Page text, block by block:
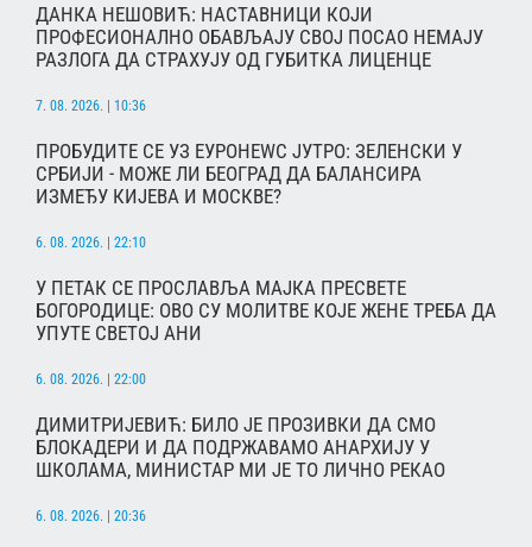
ДАНКА НЕШОВИЋ: НАСТАВНИЦИ КОЈИ
ПРОФЕСИОНАЛНО ОБАВЉАЈУ СВОЈ ПОСАО НЕМАЈУ
РАЗЛОГА ДА СТРАХУЈУ ОД ГУБИТКА ЛИЦЕНЦЕ
7. 08. 2026. | 10:36
ПРОБУДИТЕ СЕ УЗ ЕУРОНЕWС ЈУТРО: ЗЕЛЕНСКИ У
СРБИЈИ - МОЖЕ ЛИ БЕОГРАД ДА БАЛАНСИРА
ИЗМЕЂУ КИЈЕВА И МОСКВЕ?
6. 08. 2026. | 22:10
У ПЕТАК СЕ ПРОСЛАВЉА МАЈКА ПРЕСВЕТЕ
БОГОРОДИЦЕ: ОВО СУ МОЛИТВЕ КОЈЕ ЖЕНЕ ТРЕБА ДА
УПУТЕ СВЕТОЈ АНИ
6. 08. 2026. | 22:00
ДИМИТРИЈЕВИЋ: БИЛО ЈЕ ПРОЗИВКИ ДА СМО
БЛОКАДЕРИ И ДА ПОДРЖАВАМО АНАРХИЈУ У
ШКОЛАМА, МИНИСТАР МИ ЈЕ ТО ЛИЧНО РЕКАО
6. 08. 2026. | 20:36